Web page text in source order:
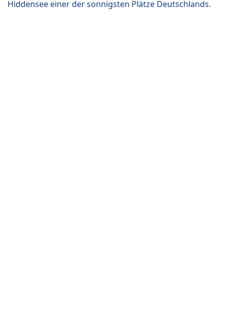
Hiddensee einer der sonnigsten Plätze Deutschlands.